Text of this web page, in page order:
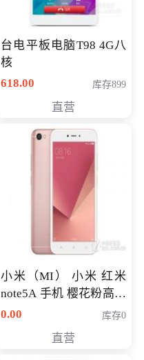
台电平板电脑T98 4G八
核
618.00
库存899
直营
小米（MI） 小米 红米
note5A 手机 樱花粉高配
版 全网通(3G+32G)
0.00 库存0
直营